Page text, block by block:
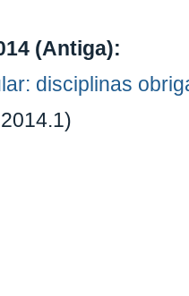
(Antiga):
disciplinas